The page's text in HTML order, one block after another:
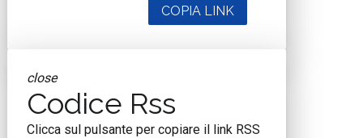
COPIA LINK
close
Codice Rss
Clicca sul pulsante per copiare il link RSS